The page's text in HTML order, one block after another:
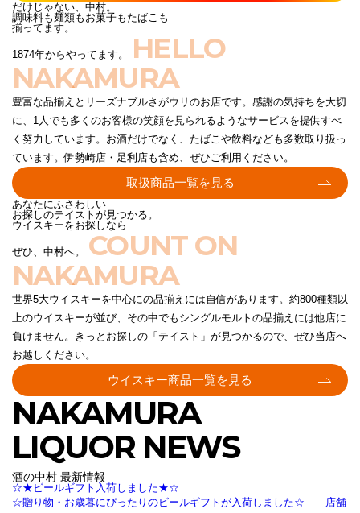
だけじゃない、中村。
調味料も麺類もお菓子もたばこも
揃ってます。
1874年からやってます。
HELLO
NAKAMURA
豊富な品揃えとリーズナブルさがウリのお店です。感謝の気持ちを大切
に、1人でも多くのお客様の笑顔を見られるようなサービスを提供すべ
く努力しています。お酒だけでなく、たばこや飲料なども多数取り扱っ
ています。伊勢崎店・足利店も含め、ぜひご利用ください。
取扱商品一覧を見る
あなたにふさわしい
お探しのテイストが見つかる。
ウイスキーをお探しなら
ぜひ、中村へ。 COUNT ON
NAKAMURA
世界5大ウイスキーを中心にの品揃えには自信があります。約800種類以
上のウイスキーが並び、その中でもシングルモルトの品揃えには他店に
負けません。きっとお探しの「テイスト」が見つかるので、ぜひ当店へ
お越しください。
ウイスキー商品一覧を見る
NAKAMURA
LIQUOR NEWS
酒の中村 最新情報
☆★ビールギフト入荷しました★☆
☆贈り物・お歳暮にぴったりのビールギフトが入荷しました☆ 店舗